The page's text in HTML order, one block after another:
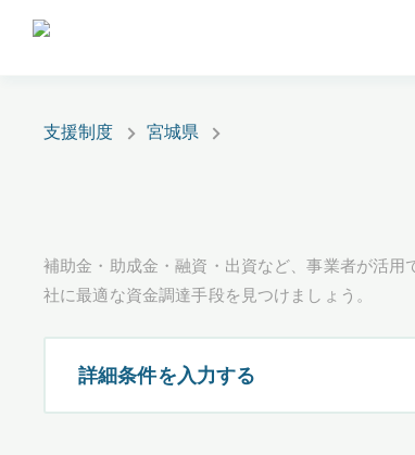
支援制度 宮城県
補助金・助成金・融資・出資など、事業者が活
社に最適な資金調達手段を見つけましょう。
詳細条件を入力する